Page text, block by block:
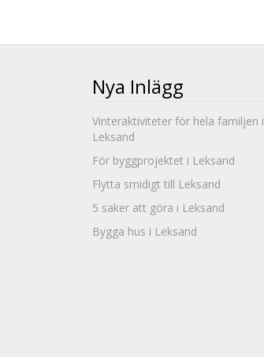
Nya Inlägg
Vinteraktiviteter för hela familjen i
Leksand
För byggprojektet i Leksand
Flytta smidigt till Leksand
5 saker att göra i Leksand
Bygga hus i Leksand